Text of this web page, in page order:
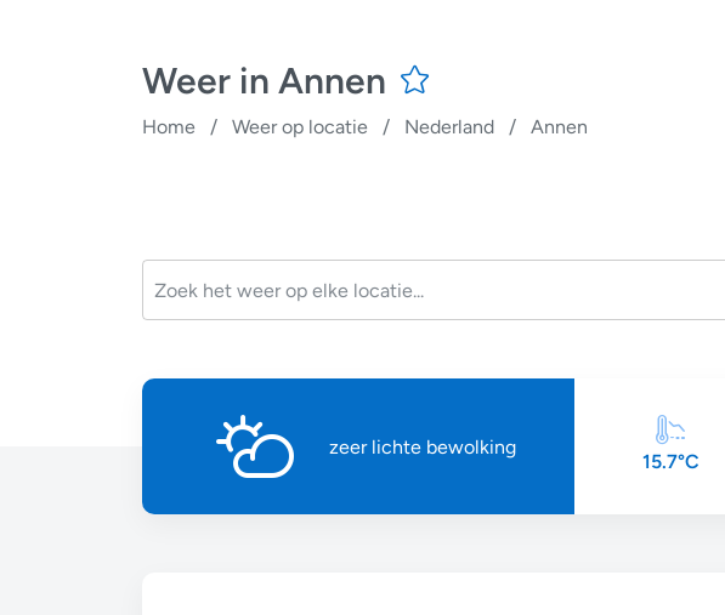
Weer in Annen
Home / Weer op locatie / Nederland / Annen
zeer lichte bewolking
15.7°C